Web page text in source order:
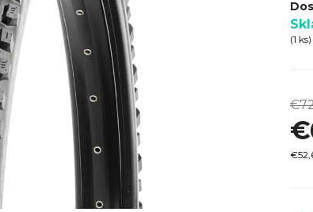
(1 ks)
TREK MARLIN 6 GEN 3 LAVA